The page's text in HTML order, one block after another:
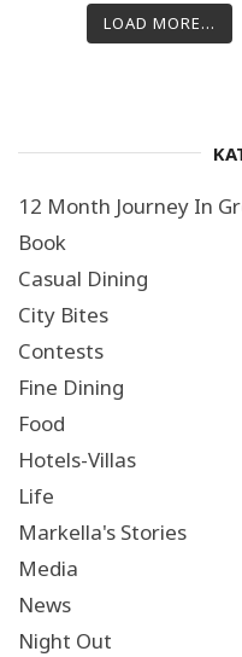
LOAD MORE...
12 Month Journey In
Book
Casual Dining
City Bites
Contests
Fine Dining
Food
Hotels-Villas
Life
Markella's Stories
Media
News
Night Out